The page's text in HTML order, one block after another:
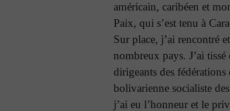
américain, caribéen et
Paix, qui s’est tenu à
Sur place, j’ai rencontré
nombreux pays. J’ai
dirigeants des
bolivarienne socialiste
j’ai eu l’honneur et le